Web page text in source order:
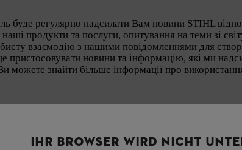
буде регулярно надсилати Вам новини STIHL
продукти та послуги, опитування на теми зі
взаємодію з нашими повідомленнями для
пристосовувати новини та інформацію, які ми
можете знайти більше інформації про
IHR BROWSER WIRD NICHT